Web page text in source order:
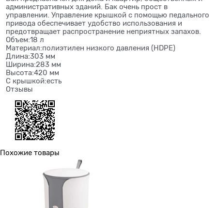
административных зданий. Бак очень прост в
управлении. Управление крышкой с помощью педального
привода обеспечивает удобство использования и
предотвращает распространение неприятных запахов.
Объем:18 л
Материал:полиэтилен низкого давления (HDPE)
Длина:303 мм
Ширина:283 мм
Высота:420 мм
С крышкой:есть
Отзывы
Похожие товары